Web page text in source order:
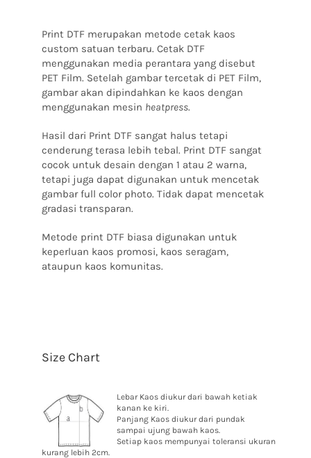
Print DTF merupakan metode cetak kaos
custom satuan terbaru. Cetak DTF
menggunakan media perantara yang disebut
PET Film. Setelah gambar tercetak di PET Film,
gambar akan dipindahkan ke kaos dengan
menggunakan mesin heatpress.
Hasil dari Print DTF sangat halus tetapi
cenderung terasa lebih tebal. Print DTF sangat
cocok untuk desain dengan 1 atau 2 warna,
tetapi juga dapat digunakan untuk mencetak
gambar full color photo. Tidak dapat mencetak
gradasi transparan.
Metode print DTF biasa digunakan untuk
keperluan kaos promosi, kaos seragam,
ataupun kaos komunitas.
Size Chart
Lebar Kaos diukur dari bawah ketiak
kanan ke kiri.
Panjang Kaos diukur dari pundak
sampai ujung bawah kaos.
Setiap kaos mempunyai toleransi ukuran
kurang lebih 2cm.